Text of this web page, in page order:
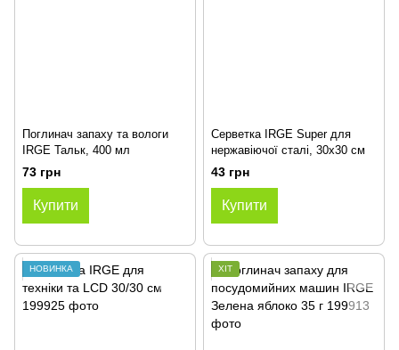
Поглинач запаху та вологи
IRGE Тальк, 400 мл
73 грн
Купити
Серветка IRGE Super для
нержавіючої сталі, 30х30 см
43 грн
Купити
НОВИНКА ХІТ